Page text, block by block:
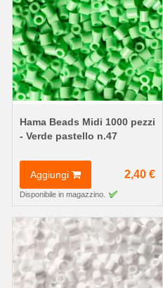
Hama Beads Midi 1000 pezzi
- Verde pastello n.47
Aggiungi 2,40 €
Disponibile in magazzino.